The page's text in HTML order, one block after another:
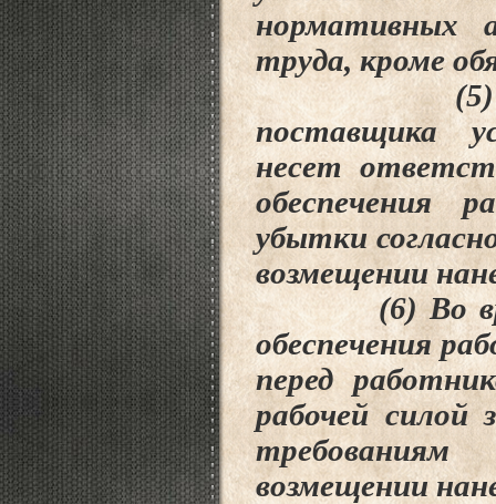
нормативных
труда,кроме
(5) Во
поставщика
несет
обеспечения
убытки
возмещении
(6) Во время
обеспечения
перед
рабочей силой
возмещении